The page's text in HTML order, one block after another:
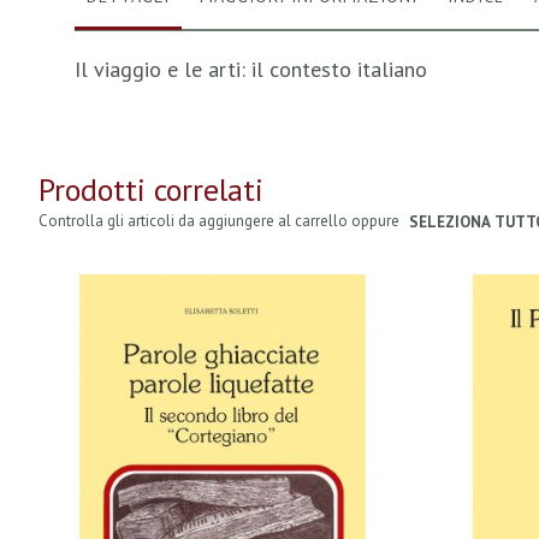
Il viaggio e le arti: il contesto italiano
Prodotti correlati
Controlla gli articoli da aggiungere al carrello oppure SELEZIONA